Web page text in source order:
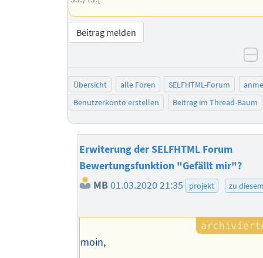
Beitrag melden
Übersicht alle Foren SELFHTML-Forum
Benutzerkonto erstellen
Beitrag im Thread-Baum
Erwiterung der SELFHTML Forum
Bewertungsfunktion "Gefällt mir"?
MB01.03.2020 21:35 projekt zu
moin,